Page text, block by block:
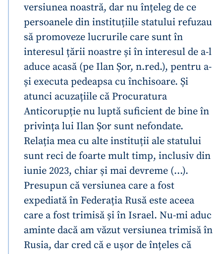
versiunea noastră, dar nu înțeleg de ce
persoanele din instituțiile statului refuzau
să promoveze lucrurile care sunt în
interesul țării noastre și în interesul de a-l
aduce acasă (pe Ilan Șor, n.red.), pentru a-
și executa pedeapsa cu închisoare. Și
atunci acuzațiile că Procuratura
Anticorupție nu luptă suficient de bine în
privința lui Ilan Șor sunt nefondate.
Relația mea cu alte instituții ale statului
sunt reci de foarte mult timp, inclusiv din
iunie 2023, chiar și mai devreme (…).
Presupun că versiunea care a fost
expediată în Federația Rusă este aceea
care a fost trimisă și în Israel. Nu-mi aduc
aminte dacă am văzut versiunea trimisă în
Rusia, dar cred că e ușor de înțeles că